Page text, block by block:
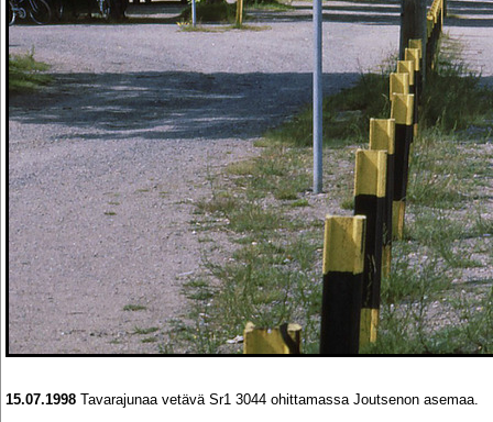
15.07.1998 Tavarajunaa vetävä Sr1 3044 ohittamassa Joutsenon asemaa.